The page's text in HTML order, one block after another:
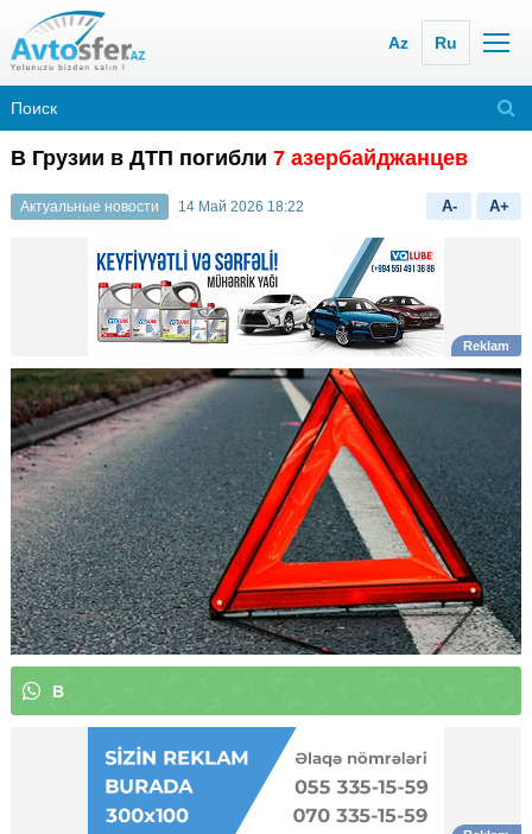
Az Ru
В Грузии в ДТП погибли 7 азербайджанцев
Актуальные новости 14 Май 2026 18:22 A- A+
В